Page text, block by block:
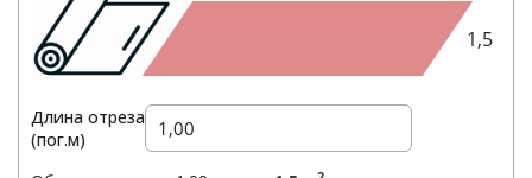
1,5
Длина отреза
(пог.м)
Телефон *